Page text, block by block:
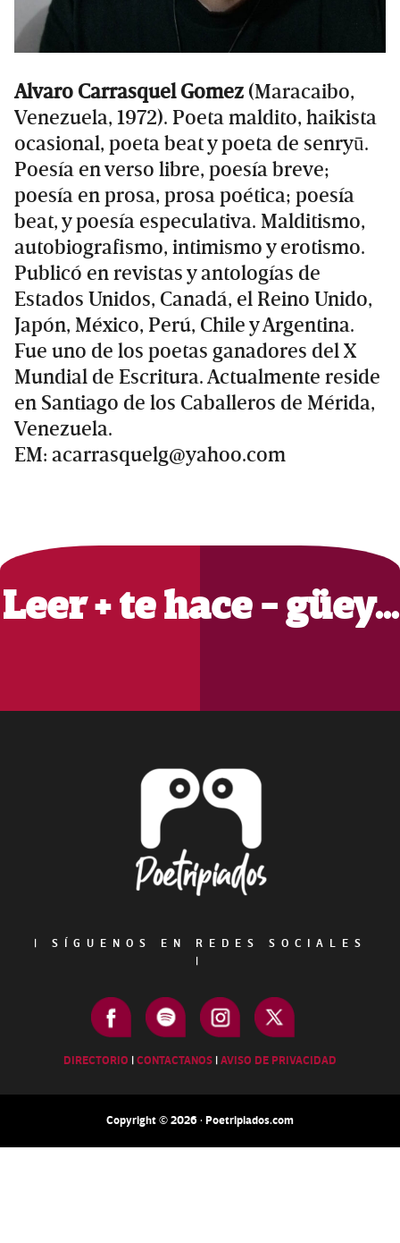
Alvaro Carrasquel Gomez (Maracaibo,
Venezuela, 1972). Poeta maldito, haikista
ocasional, poeta beat y poeta de senryū.
Poesía en verso libre, poesía breve;
poesía en prosa, prosa poética; poesía
beat, y poesía especulativa. Malditismo,
autobiografismo, intimismo y erotismo.
Publicó en revistas y antologías de
Estados Unidos, Canadá, el Reino Unido,
Japón, México, Perú, Chile y Argentina.
Fue uno de los poetas ganadores del X
Mundial de Escritura. Actualmente reside
en Santiago de los Caballeros de Mérida,
Venezuela.
EM: acarrasquelg@yahoo.com
Primary
Sidebar
Leer + te hace - güey…
|
SÍGUENOS EN REDES SOCIALES
|
DIRECTORIO |CONTACTANOS |AVISO DE PRIVACIDAD
Copyright © 2026 · Poetripiados.com